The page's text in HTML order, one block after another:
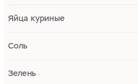
Яйца куриные
Соль
Зелень